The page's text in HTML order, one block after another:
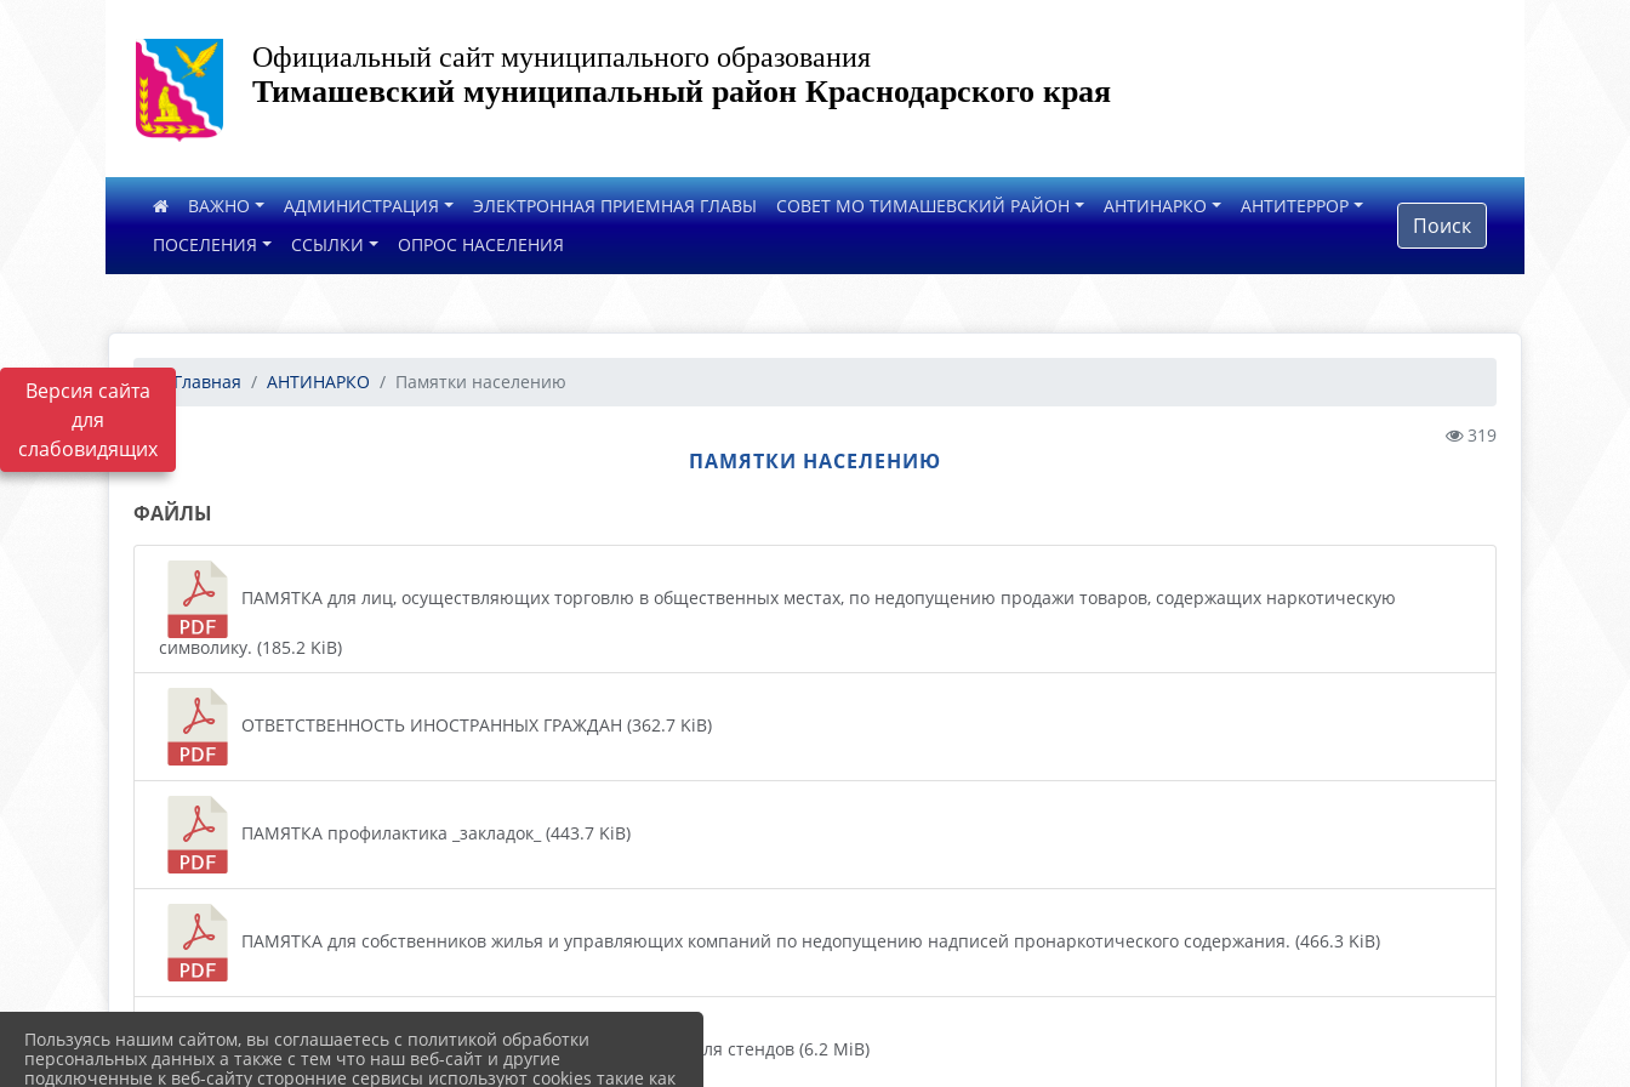
Версия сайта
для
слабовидящих
Официальный сайт муниципального образования
Тимашевский муниципальный район Краснодарского края
ВАЖНО АДМИНИСТРАЦИЯ ЭЛЕКТРОННАЯ ПРИЕМНАЯ ГЛАВЫ СОВЕТ МО ТИМАШЕВСКИЙ РАЙОН АНТИНАРКО
АНТИТЕРРОР
ПОСЕЛЕНИЯ
ССЫЛКИ ОПРОС НАСЕЛЕНИЯ
Поиск
Главная АНТИНАРКО Памятки населению
319
ПАМЯТКИ НАСЕЛЕНИЮ
ФАЙЛЫ
ПАМЯТКА для лиц, осуществляющих торговлю в общественных местах, по недопущению продажи товаров, содержащих наркотическую
символику. (185.2 KiB)
ОТВЕТСТВЕННОСТЬ ИНОСТРАННЫХ ГРАЖДАН (362.7 KiB)
ПАМЯТКА профилактика _закладок_ (443.7 KiB)
ПАМЯТКА для собственников жилья и управляющих компаний по недопущению надписей пронаркотического содержания. (466.3 KiB)
ПАМЯТКА АНТИНАРКОТИЧЕСКОЙ НАПРАВЛЕННОСТИ для стендов (6.2 MiB)
Пользуясь нашим сайтом, вы соглашаетесь с политикой обработки
персональных данных а также с тем что наш веб-сайт и другие
подключенные к веб-сайту сторонние сервисы используют cookies такие как